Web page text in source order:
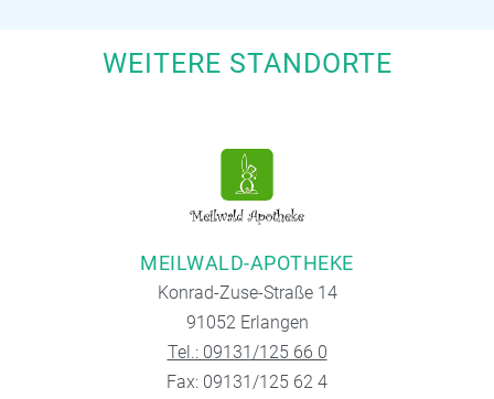
WEITERE STANDORTE
MEILWALD-APOTHEKE
Konrad-Zuse-Straße 14
91052 Erlangen
Tel.: 09131/125 66 0
Fax: 09131/125 62 4